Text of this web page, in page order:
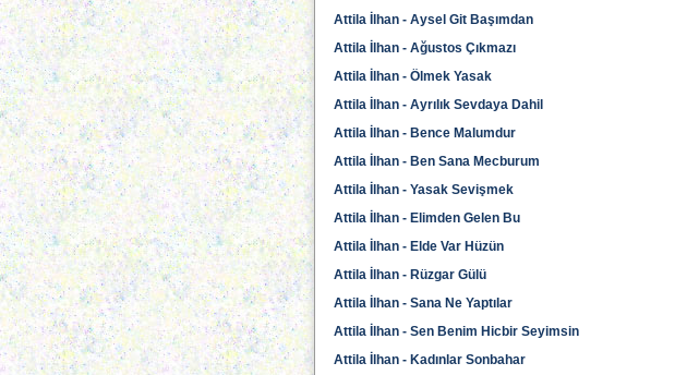
Attila İlhan - Aysel Git Başımdan
Attila İlhan - Ağustos Çıkmazı
Attila İlhan - Ölmek Yasak
Attila İlhan - Ayrılık Sevdaya Dahil
Attila İlhan - Bence Malumdur
Attila İlhan - Ben Sana Mecburum
Attila İlhan - Yasak Sevişmek
Attila İlhan - Elimden Gelen Bu
Attila İlhan - Elde Var Hüzün
Attila İlhan - Rüzgar Gülü
Attila İlhan - Sana Ne Yaptılar
Attila İlhan - Sen Benim Hicbir Seyimsin
Attila İlhan - Kadınlar Sonbahar